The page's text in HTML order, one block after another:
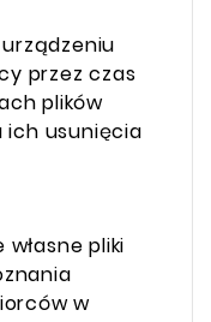
przez czas
plików
ich usunięcia
pliki
w